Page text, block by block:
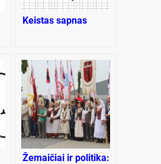
Keistas sapnas
Žemaičiai ir politika: